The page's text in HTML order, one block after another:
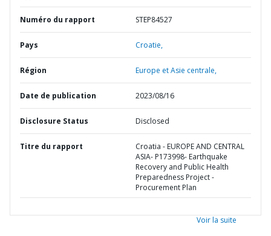
Numéro du rapport STEP84527
Pays Croatie,
Région Europe et Asie centrale,
Date de publication 2023/08/16
Disclosure Status Disclosed
Titre du rapport
Croatia - EUROPE AND CENTRAL
ASIA- P173998- Earthquake
Recovery and Public Health
Preparedness Project -
Procurement Plan
Voir la suite